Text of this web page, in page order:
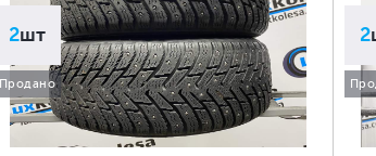
2шт
Продано
2